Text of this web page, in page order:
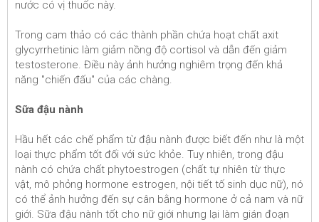
nước có vị thuốc này.
Trong cam thảo có các thành phần chứa hoạt chất axit
glycyrrhetinic làm giảm nồng độ cortisol và dẫn đến giảm
testosterone. Điều này ảnh hưởng nghiêm trọng đến khả
năng "chiến đấu" của các chàng.
Sữa đậu nành
Hầu hết các chế phẩm từ đậu nành được biết đến như là một
loại thực phẩm tốt đối với sức khỏe. Tuy nhiên, trong đậu
nành có chứa chất phytoestrogen (chất tự nhiên từ thực
vật, mô phỏng hormone estrogen, nội tiết tố sinh dục nữ), nó
có thể ảnh hưởng đến sự cân bằng hormone ở cả nam và nữ
giới. Sữa đậu nành tốt cho nữ giới nhưng lại làm gián đoạn